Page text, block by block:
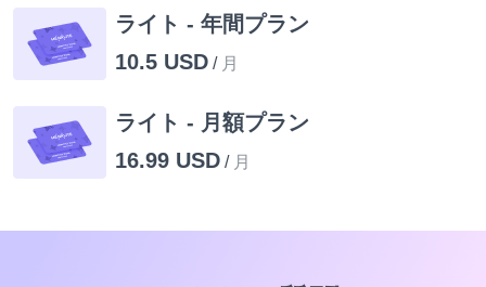
ライト - 年間プラン
10.5 USD / 月
ライト - 月額プラン
16.99 USD / 月